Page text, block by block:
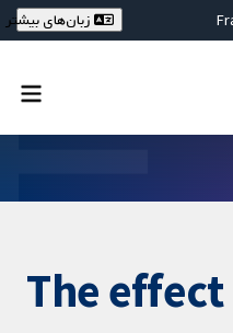
زبان‌های بیشتر
The